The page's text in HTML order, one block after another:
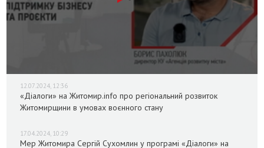
12.07.2024, 12:36
«Діалоги» на Житомир.info про регіональний розвиток
Житомирщини в умовах воєнного стану
17.04.2024, 10:29
Мер Житомира Сергій Сухомлин у програмі «Діалоги» на